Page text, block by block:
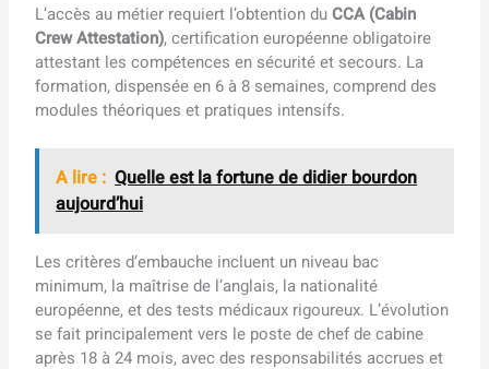
L’accès au métier requiert l’obtention duCCA (Cabin
Crew Attestation), certification européenne obligatoire
attestant les compétences en sécurité et secours. La
formation, dispensée en 6 à 8 semaines, comprend des
modules théoriques et pratiques intensifs.
A lire : Quelle est la fortune de didier bourdon
aujourd’hui
Les critères d’embauche incluent un niveau bac
minimum, la maîtrise de l’anglais, la nationalité
européenne, et des tests médicaux rigoureux. L’évolution
se fait principalement vers le poste de chef de cabine
après 18 à 24 mois, avec des responsabilités accrues et